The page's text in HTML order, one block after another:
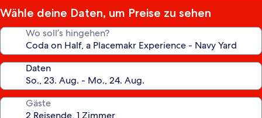
Wähle deine Daten, um Preise zu sehen
Wo soll’s hingehen?
Daten
Gäste